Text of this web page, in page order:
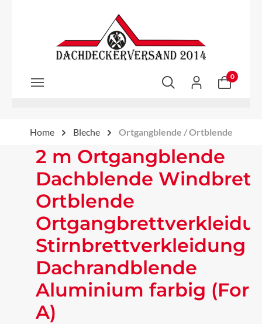
Zum Hauptinhalt springen
0
Home Bleche Ortgangblende / Ortblende
2 m Ortgangblende
Dachblende Windbrett
Ortblende
Stirnbrettverkleidung
Dachrandblende
Aluminium farbig
A)